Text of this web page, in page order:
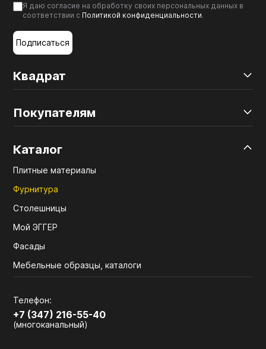
Квадрат
Покупателям
Каталог
Плитные материалы
Фурнитура
Столешницы
Мой ЭГГЕР
Фасады
Мебельные образцы, каталоги
Телефон:
+7 (347) 216-55-40
(многоканальный)
Я даю согласие на обработку своих персональных данных в
соответствии с Политикой конфиденциальности.
Подписаться